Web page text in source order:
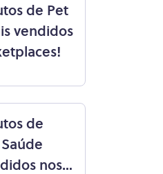
de Pet
vendidos
de
​nos